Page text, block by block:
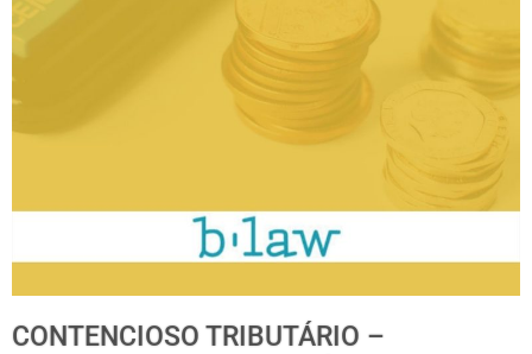
CONTENCIOSO TRIBUTÁRIO –